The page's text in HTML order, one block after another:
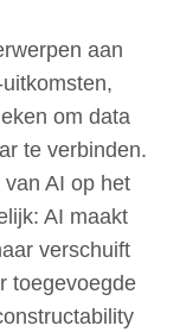
aan
om data
te verbinden.
AI op het
AI maakt
verschuift
toegevoegde